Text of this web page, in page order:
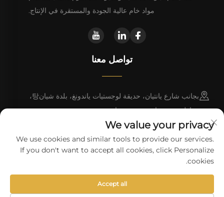
مواد خام عالية الجودة والمستقرة في الإنتاج.
تواصل معنا
بجانب شارع يانتيان، حديقة لوجستيات ياندونغ، بلدة شيان탕،
مقاطعة دونغيوان، مدينة هييوان
+86 13923680051
[email protected]
حقوق النسخ © شركة هايوان وانلي للتكنولوجيا المحدودة.سياسة الخصوصية
We value your privacy
We use cookies and similar tools to provide our services.
If you don't want to accept all cookies, click Personalize
cookies.
Accept all